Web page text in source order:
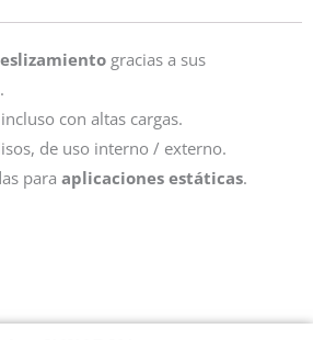
gracias a sus
incluso con altas cargas.
de uso interno / externo.
para aplicaciones estáticas.